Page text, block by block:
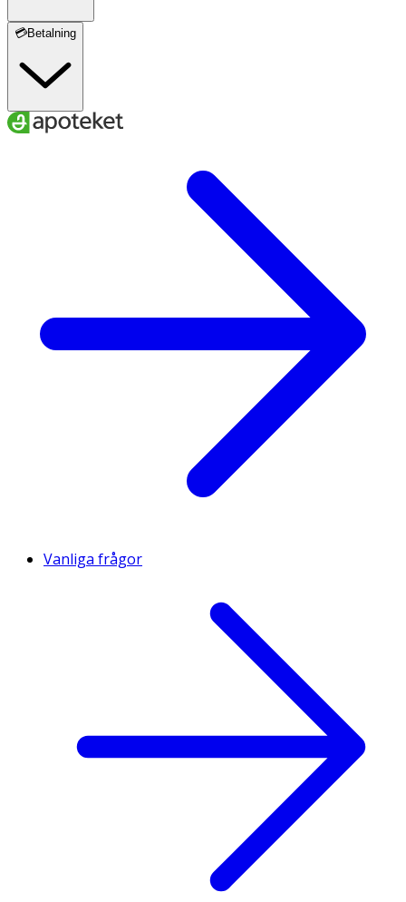
💳Betalning
Vanliga frågor